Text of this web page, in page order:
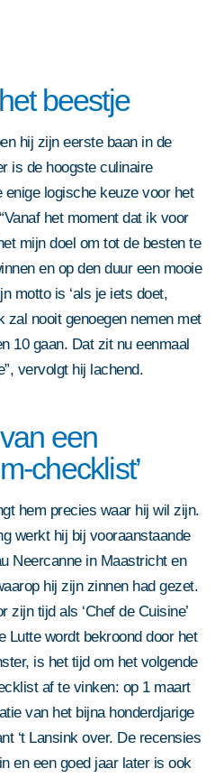
beestje
hij zijn eerste baan in de
is de hoogste culinaire
enige logische keuze voor het
het moment dat ik voor
mijn doel om tot de besten te
en op den duur een mooie
motto is ‘als je iets doet,
zal nooit genoegen nemen met
10 gaan. Dat zit nu eenmaal
vervolgt hij lachend.
een
checklist’
hem precies waar hij wil zijn.
werkt hij bij vooraanstaande
Neercanne in Maastricht en
hij zijn zinnen had gezet.
zijn tijd als ‘Chef de Cuisine’
Lutte wordt bekroond door het
is het tijd om het volgende
af te vinken: op 1 maart
van het bijna honderdjarige
‘t Lansink over. De recensies
en een goed jaar later is ook